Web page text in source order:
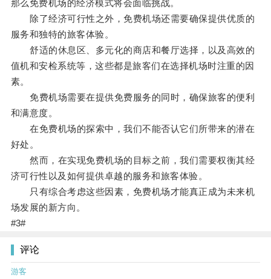
那么免费机场的经济模式将会面临挑战。
除了经济可行性之外，免费机场还需要确保提供优质的
服务和独特的旅客体验。
舒适的休息区、多元化的商店和餐厅选择，以及高效的
值机和安检系统等，这些都是旅客们在选择机场时注重的因
素。
免费机场需要在提供免费服务的同时，确保旅客的便利
和满意度。
在免费机场的探索中，我们不能否认它们所带来的潜在
好处。
然而，在实现免费机场的目标之前，我们需要权衡其经
济可行性以及如何提供卓越的服务和旅客体验。
只有综合考虑这些因素，免费机场才能真正成为未来机
场发展的新方向。
#3#
评论
游客